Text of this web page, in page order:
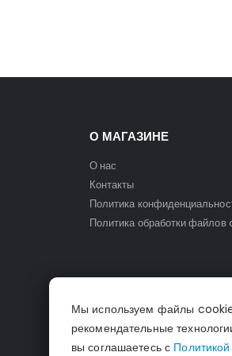
О МАГАЗИНЕ
О нас
Контакты
Политика
Политика обработки
Мы используем файлы
рекомендательные
вы соглашаетесь с